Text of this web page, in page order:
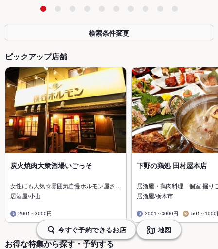
検索条件変更
ピックアップ店舗
炭火焼肉大衆酒場いごっそ
女性にも人気☆雰囲気自慢ホルモン屋さ…
居酒屋/小山
2001～3000円
下野の鶏処 田村屋本店
居酒屋・鶏肉料理 個室 掘り
居酒屋/栃木市
2001～3000円 501～1000
お得な特集から探す・予約する
今すぐ予約できるお店 地図